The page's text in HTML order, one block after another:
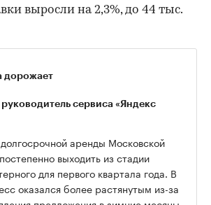
выросли на 2,3%, до 44 тыс.
дорожает
сервиса «Яндекс
аренды Московской
выходить из стадии
для первого квартала года. В
оказался более растянутым из-за